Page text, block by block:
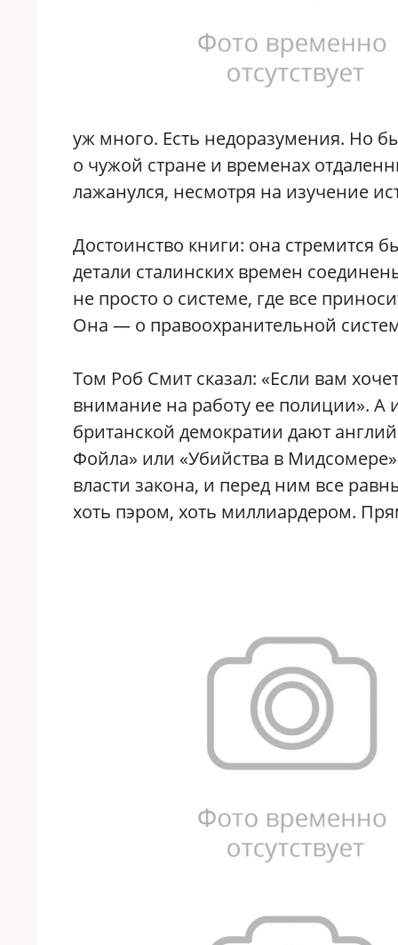
уж много. Есть недоразумения. Но
о чужой стране и временах
лажанулся, несмотря на изучение
Достоинство книги: она стремится
детали сталинских времен
не просто о системе, где все
Она — о правоохранительной
Том Роб Смит сказал: «Если вам
внимание на работу ее полиции». А
британской демократии дают
Фойла» или «Убийства в
власти закона, и перед ним все
хоть пэром, хоть миллиардером.